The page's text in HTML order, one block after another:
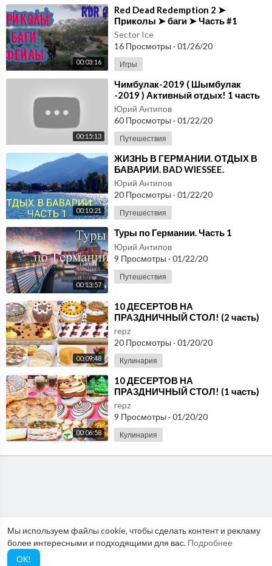
Мы используем файлы cookie, чтобы сделать контент и рекламу
более интересными и подходящими для вас. Подробнее
ОК!
00:03:16
⁣Red Dead Redemption 2 ➤
Приколы ➤ баги ➤ Часть #1
Sector Ice
16 Просмотры · 01/26/20
Игры
00:15:13
⁣Чимбулак-2019 ( Шымбулак
-2019 ) Активный отдых! 1 часть
Юрий Антипов
60 Просмотры · 01/22/20
Путешествия
00:10:21
⁣ЖИЗНЬ В ГЕРМАНИИ. ОТДЫХ В
БАВАРИИ. BAD WIESSEE.
TEGERNSEE. ЧАСТЬ 1.
Юрий Антипов
20 Просмотры · 01/22/20
Путешествия
00:13:57
⁣Туры по Германии. Часть 1
Юрий Антипов
9 Просмотры · 01/22/20
Путешествия
00:09:48
⁣10 ДЕСЕРТОВ НА
ПРАЗДНИЧНЫЙ СТОЛ! (2 часть)
repz
20 Просмотры · 01/20/20
Кулинария
00:06:58
⁣10 ДЕСЕРТОВ НА
ПРАЗДНИЧНЫЙ СТОЛ! (1 часть)
repz
9 Просмотры · 01/20/20
Кулинария